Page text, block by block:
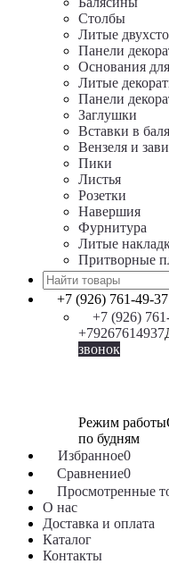
Столбы
Литые
Панели
Основания
Литые
Панели
Заглушки
Вставки в
Вензеля и
Пики
Листья
Розетки
Навершия
Фурнитура
Литые
Притворные
+7 (926) 761-49-37
+7 (926)
+79267614937
звонок
Режим работы
по будням
Избранное0
Сравнение0
Просмотренные
О нас
Доставка и оплата
Каталог
Контакты